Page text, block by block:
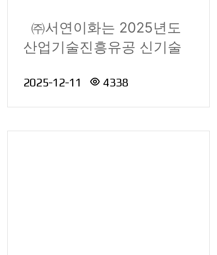
㈜서연이화는 2025년도
산업기술진흥유공 신기술
총리 ..
2025-12-11 4338